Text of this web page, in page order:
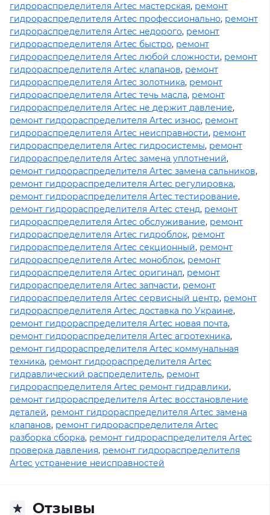
гидрораспределителя Artec мастерская, ремонт
гидрораспределителя Artec профессионально, ремонт
гидрораспределителя Artec недорого, ремонт
гидрораспределителя Artec быстро, ремонт
гидрораспределителя Artec любой сложности, ремонт
гидрораспределителя Artec клапанов, ремонт
гидрораспределителя Artec золотника, ремонт
гидрораспределителя Artec течь масла, ремонт
гидрораспределителя Artec не держит давление,
ремонт гидрораспределителя Artec износ, ремонт
гидрораспределителя Artec неисправности, ремонт
гидрораспределителя Artec гидросистемы, ремонт
гидрораспределителя Artec замена уплотнений,
ремонт гидрораспределителя Artec замена сальников,
ремонт гидрораспределителя Artec регулировка,
ремонт гидрораспределителя Artec тестирование,
ремонт гидрораспределителя Artec стенд, ремонт
гидрораспределителя Artec обслуживание, ремонт
гидрораспределителя Artec гидроблок, ремонт
гидрораспределителя Artec секционный, ремонт
гидрораспределителя Artec моноблок, ремонт
гидрораспределителя Artec оригинал, ремонт
гидрораспределителя Artec запчасти, ремонт
гидрораспределителя Artec сервисный центр, ремонт
гидрораспределителя Artec доставка по Украине,
ремонт гидрораспределителя Artec новая почта,
ремонт гидрораспределителя Artec агротехника,
ремонт гидрораспределителя Artec коммунальная
техника, ремонт гидрораспределителя Artec
гидравлический распределитель, ремонт
гидрораспределителя Artec ремонт гидравлики,
ремонт гидрораспределителя Artec восстановление
деталей, ремонт гидрораспределителя Artec замена
клапанов, ремонт гидрораспределителя Artec
разборка сборка, ремонт гидрораспределителя Artec
проверка давления, ремонт гидрораспределителя
Artec устранение неисправностей
Отзывы